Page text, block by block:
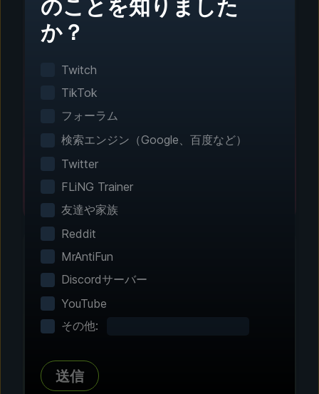
ステップ1 - ダウンロードとインストール
ワンクリック設定
スマートゲーム検出がインストール済みのゲーム
ステップ2 - 機能を選択
エクスペリエンスをカス
数百にも及ぶコミュニティテスト済みの強化およ
び機能を探索。すべての変更は一時的なもので、
のことを知りました
か？
Twitch
TikTok
フォーラム
検索エンジン（Google、百度など）
Twitter
FLiNG Trainer
友達や家族
Reddit
MrAntiFun
Discordサーバー
YouTube
その他:
送信